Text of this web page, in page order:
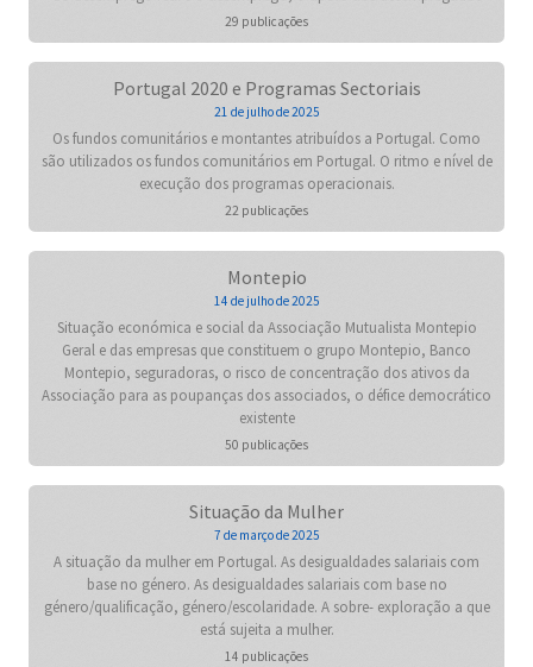
29 publicações
Portugal 2020 e Programas Sectoriais
21 de julho de 2025
Os fundos comunitários e montantes atribuídos a Portugal. Como
são utilizados os fundos comunitários em Portugal. O ritmo e nível de
execução dos programas operacionais.
22 publicações
Montepio
14 de julho de 2025
Situação económica e social da Associação Mutualista Montepio
Geral e das empresas que constituem o grupo Montepio, Banco
Montepio, seguradoras, o risco de concentração dos ativos da
Associação para as poupanças dos associados, o défice democrático
existente
50 publicações
Situação da Mulher
7 de março de 2025
A situação da mulher em Portugal. As desigualdades salariais com
base no género. As desigualdades salariais com base no
género/qualificação, género/escolaridade. A sobre- exploração a que
está sujeita a mulher.
14 publicações